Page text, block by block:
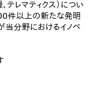
レマティクス）につい
件以上の新たな発明
当分野におけるイノベ